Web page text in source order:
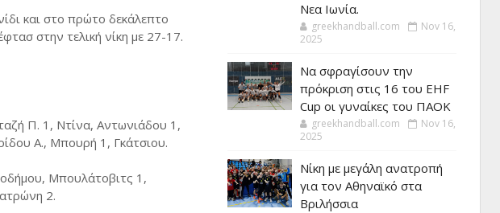
και στο πρώτο δεκάλεπτο
στην τελική νίκη με 27-17.
Π. 1, Ντίνα, Αντωνιάδου 1,
Α., Μπουρή 1, Γκάτσιου.
Μπουλάτοβιτς 1,
2.
Νεα Ιωνία.
greekhandball.com
Nov 16,
2025
Να σφραγίσουν την
πρόκριση στις 16 του EHF
Cup οι γυναίκες του ΠΑΟΚ
greekhandball.com
Nov 16,
2025
Νίκη με μεγάλη ανατροπή
για τον Αθηναϊκό στα
Βριλήσσια